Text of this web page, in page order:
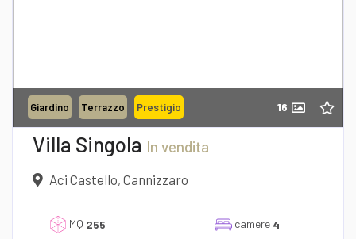
Desidero Visionare L'Immobile
l'informativa sulla privacy
Giardino Terrazzo Prestigio 16
Villa Singola In vendita
Aci Castello, Cannizzaro
MQ 255 camere 4